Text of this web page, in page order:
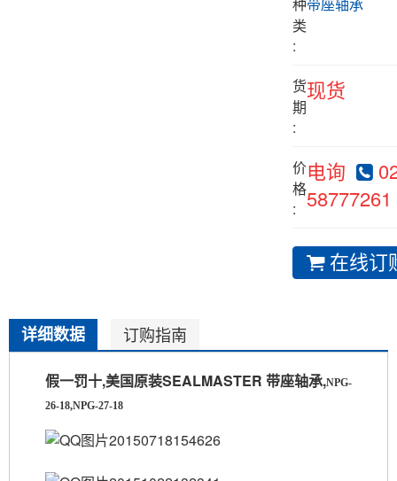
类
:
货
期
:
现货
价
格
:
电询
58777261
在线订
详细数据 订购指南
假一罚十,美国原装SEALMASTER 带座轴承,NPG-
26-18,NPG-27-18